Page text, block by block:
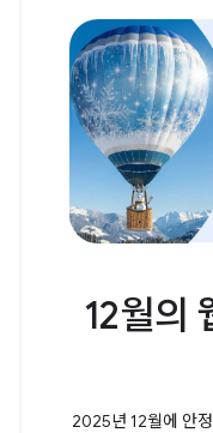
12월의
2025년 12월에 안